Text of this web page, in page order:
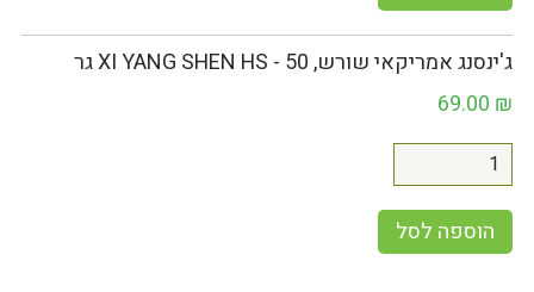
ג'ינסנג אמריקאי שורש, XI YANG SHEN HS - 50 גר
69.00 ₪
הוספה לסל